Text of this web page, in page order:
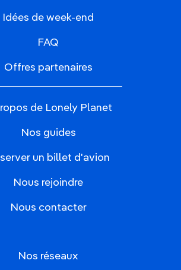
Idées de week-end
FAQ
Offres partenaires
de Lonely Planet
Nos guides
un billet d'avion
Nous rejoindre
Nous contacter
Nos réseaux